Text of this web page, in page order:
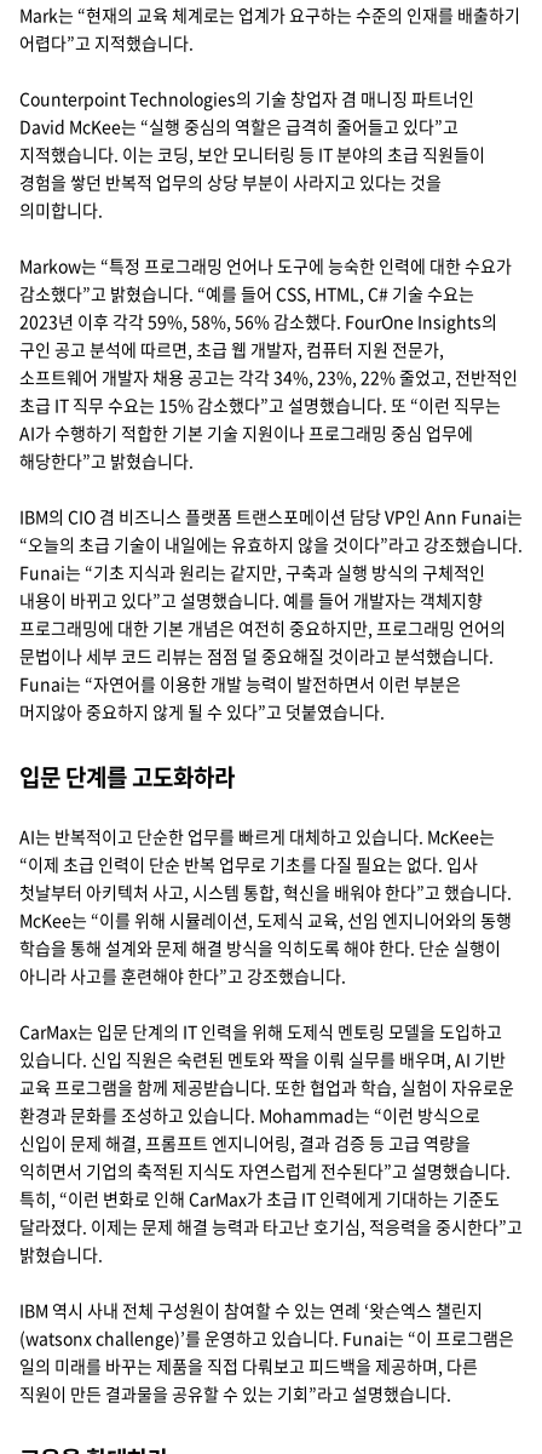
Mark는 “현재의 교육 체계로는 업계가 요구하는 수준의 인재를 배출하기
어렵다”고 지적했습니다.
Counterpoint Technologies의 기술 창업자 겸 매니징 파트너인
David McKee는 “실행 중심의 역할은 급격히 줄어들고 있다”고
지적했습니다. 이는 코딩, 보안 모니터링 등 IT 분야의 초급 직원들이
경험을 쌓던 반복적 업무의 상당 부분이 사라지고 있다는 것을
의미합니다.
Markow는 “특정 프로그래밍 언어나 도구에 능숙한 인력에 대한 수요가
감소했다”고 밝혔습니다. “예를 들어 CSS, HTML, C# 기술 수요는
2023년 이후 각각 59%, 58%, 56% 감소했다. FourOne Insights의
구인 공고 분석에 따르면, 초급 웹 개발자, 컴퓨터 지원 전문가,
소프트웨어 개발자 채용 공고는 각각 34%, 23%, 22% 줄었고, 전반적인
초급 IT 직무 수요는 15% 감소했다”고 설명했습니다. 또 “이런 직무는
AI가 수행하기 적합한 기본 기술 지원이나 프로그래밍 중심 업무에
해당한다”고 밝혔습니다.
IBM의 CIO 겸 비즈니스 플랫폼 트랜스포메이션 담당 VP인 Ann Funai는
“오늘의 초급 기술이 내일에는 유효하지 않을 것이다”라고 강조했습니다.
Funai는 “기초 지식과 원리는 같지만, 구축과 실행 방식의 구체적인
내용이 바뀌고 있다”고 설명했습니다. 예를 들어 개발자는 객체지향
프로그래밍에 대한 기본 개념은 여전히 중요하지만, 프로그래밍 언어의
문법이나 세부 코드 리뷰는 점점 덜 중요해질 것이라고 분석했습니다.
Funai는 “자연어를 이용한 개발 능력이 발전하면서 이런 부분은
머지않아 중요하지 않게 될 수 있다”고 덧붙였습니다.
입문 단계를 고도화하라
AI는 반복적이고 단순한 업무를 빠르게 대체하고 있습니다. McKee는
“이제 초급 인력이 단순 반복 업무로 기초를 다질 필요는 없다. 입사
첫날부터 아키텍처 사고, 시스템 통합, 혁신을 배워야 한다”고 했습니다.
McKee는 “이를 위해 시뮬레이션, 도제식 교육, 선임 엔지니어와의 동행
학습을 통해 설계와 문제 해결 방식을 익히도록 해야 한다. 단순 실행이
아니라 사고를 훈련해야 한다”고 강조했습니다.
CarMax는 입문 단계의 IT 인력을 위해 도제식 멘토링 모델을 도입하고
있습니다. 신입 직원은 숙련된 멘토와 짝을 이뤄 실무를 배우며, AI 기반
교육 프로그램을 함께 제공받습니다. 또한 협업과 학습, 실험이 자유로운
환경과 문화를 조성하고 있습니다. Mohammad는 “이런 방식으로
신입이 문제 해결, 프롬프트 엔지니어링, 결과 검증 등 고급 역량을
익히면서 기업의 축적된 지식도 자연스럽게 전수된다”고 설명했습니다.
특히, “이런 변화로 인해 CarMax가 초급 IT 인력에게 기대하는 기준도
달라졌다. 이제는 문제 해결 능력과 타고난 호기심, 적응력을 중시한다”고
밝혔습니다.
IBM 역시 사내 전체 구성원이 참여할 수 있는 연례 ‘왓슨엑스 챌린지
(watsonx challenge)’를 운영하고 있습니다. Funai는 “이 프로그램은
일의 미래를 바꾸는 제품을 직접 다뤄보고 피드백을 제공하며, 다른
직원이 만든 결과물을 공유할 수 있는 기회”라고 설명했습니다.